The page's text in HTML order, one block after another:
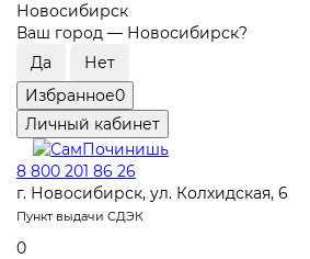
Новосибирск
Ваш город — Новосибирск?
Избранное0
Личный кабинет
8 800 201 86 26
г. Новосибирск, ул. Колхидская, 6
Пункт выдачи СДЭК
0